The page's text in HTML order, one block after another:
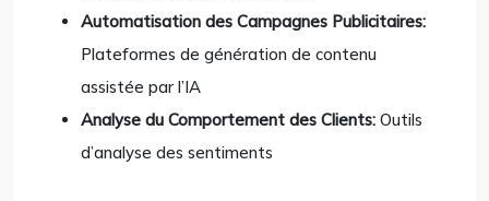
Automatisation des Campagnes Publicitaires:
Plateformes de génération de contenu
assistée par l’IA
Analyse du Comportement des Clients: Outils
d’analyse des sentiments